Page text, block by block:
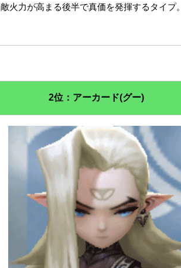
敵火力が高まる後半で真価を発揮するタイプ。
2位：アーカード(グー)